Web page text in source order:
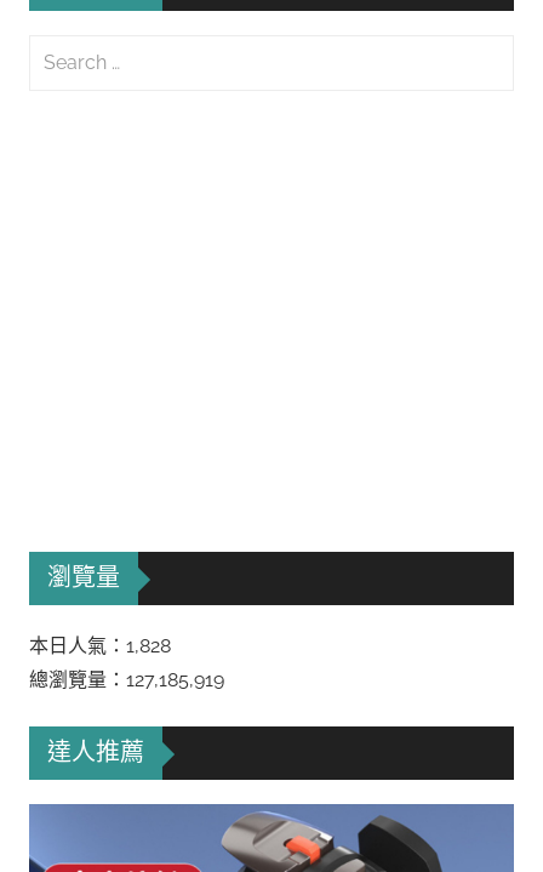
Search
瀏覽量
本日人氣：1,828
總瀏覽量：127,185,919
達人推薦